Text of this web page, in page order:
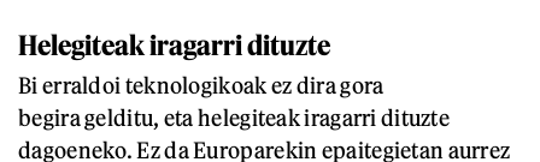
Helegiteak iragarri dituzte
Bi erraldoi teknologikoak ez dira gora
begira gelditu, eta helegiteak iragarri dituzte
dagoeneko. Ez da Europarekin epaitegietan aurrez